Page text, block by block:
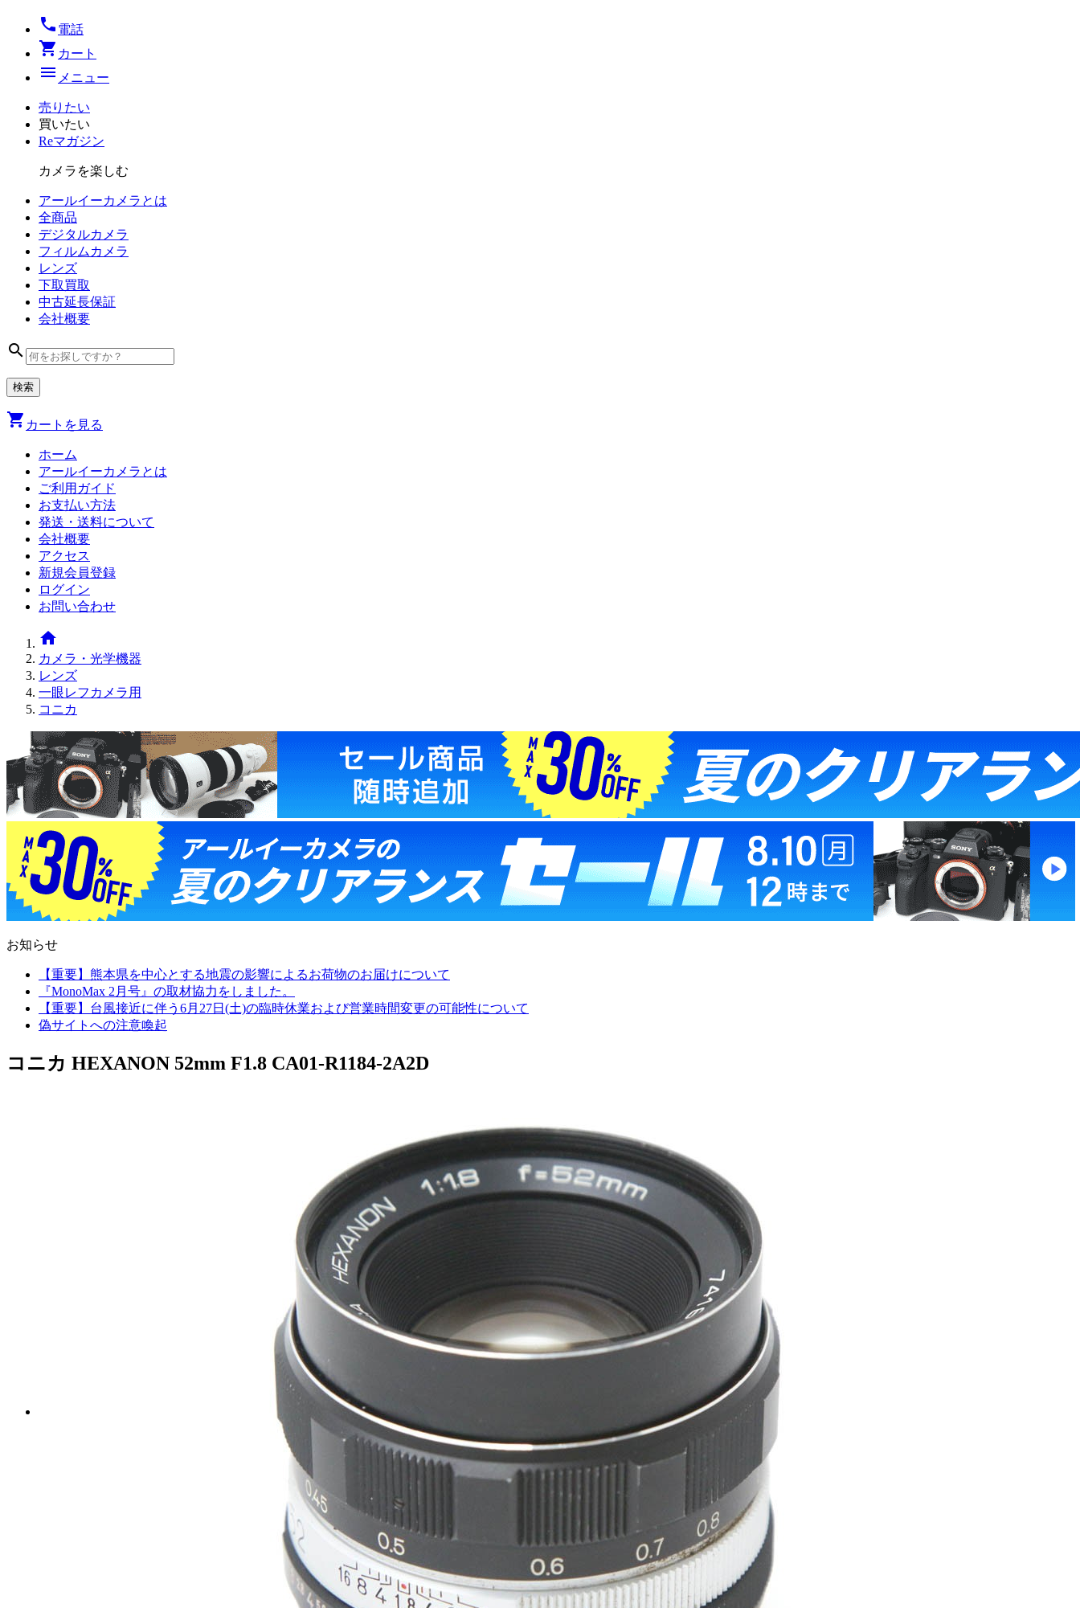
local_phone 電話
shopping_cart カート
menu メニュー
売りたい
買いたい
Reマガジン
カメラを楽しむ
アールイーカメラとは
全商品
デジタルカメラ
フィルム カメラ
レンズ
下取買取
中古延長保証
会社概要
search
shopping_cart カートを見る
ホーム
アールイーカメラとは
ご利用ガイド
お支払い方法
発送・送料について
会社概要
アクセス
新規会員登録
ログイン
お問い合わせ
home
カメラ・光学機器
レンズ
一眼レフカメラ用
コニカ
お知らせ
【重要】熊本県を中心とする地震の影響によるお荷物のお届けについて
『MonoMax 2月号』の取材協力をしました。
【重要】台風接近に伴う6月27日(土)の臨時休業および営業時間変更の可能性について
偽サイトへの注意喚起
コニカ HEXANON 52mm F1.8 CA01-R1184-2A2D